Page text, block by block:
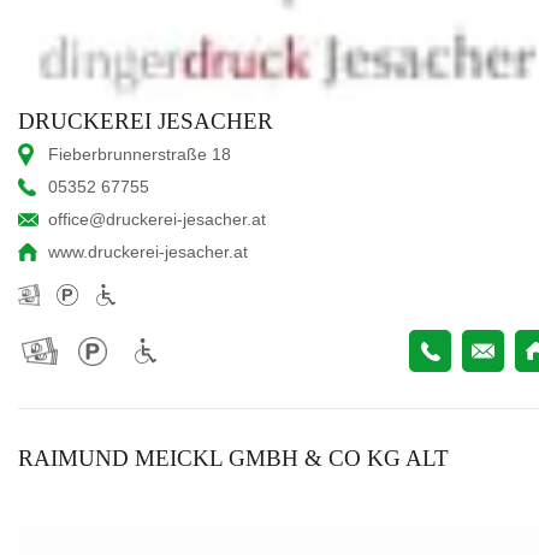
DRUCKEREI JESACHER
Fieberbrunnerstraße 18
05352 67755
office@druckerei-jesacher.at
www.druckerei-jesacher.at
RAIMUND MEICKL GMBH & CO KG ALT